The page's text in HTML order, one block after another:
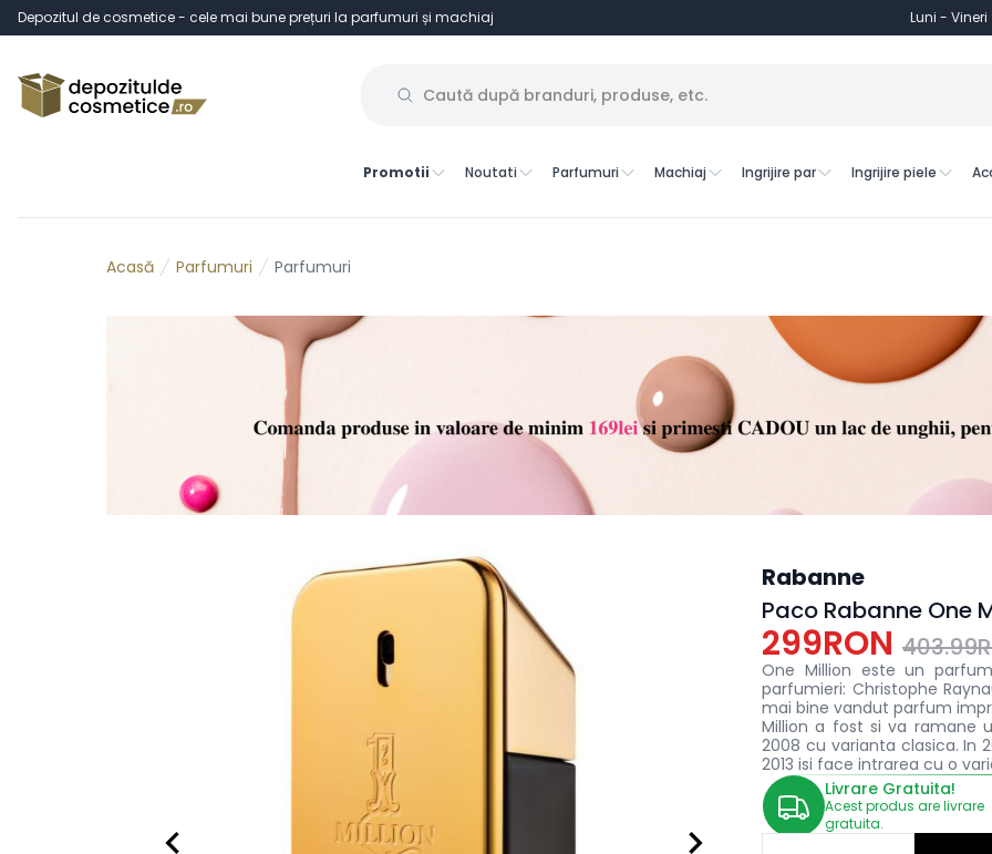
Depozitul de cosmetice - cele mai bune prețuri la parfumuri și machiaj Luni - Vineri
Promotii Noutati Parfumuri Machiaj Ingrijire par Ingrijire piele
Acasă Parfumuri Parfumuri
Rabanne
Paco Rabanne One
299RON
One Million este un
parfumieri: Christophe
mai bine vandut parfum
Million a fost si va ramane
2008 cu varianta clasica. In
2013 isi face intrarea cu o
Livrare Gratuita!
Acest produs are livrare
gratuita.